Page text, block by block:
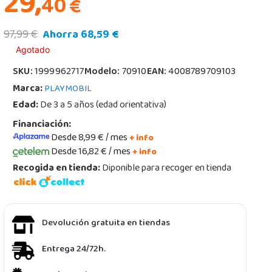
40€
97,99 € Ahorra 68,59 €
Agotado
SKU:1999962717Modelo:70910EAN:4008789709103
Marca:PLAYMOBIL
Edad:De 3 a 5 años (edad orientativa)
Financiación:
Desde 8,99 € / mes+ info
Desde 16,82 € / mes+ info
Recogida en tienda:Diponible para recoger en tienda
Devolución gratuita en tiendas
Entrega 24/72h.